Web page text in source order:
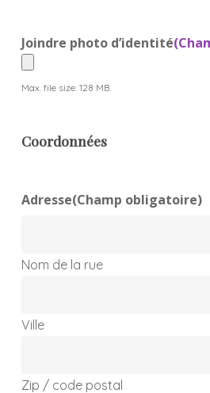
Joindre photo d’identité
Max. file size: 128 MB.
Coordonnées
Adresse(Champ obligatoire)
Nom de la rue
Ville
Zip / code postal